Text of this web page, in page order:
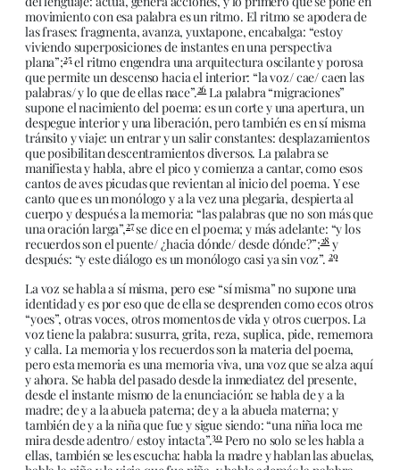
movimiento con esa palabra es un ritmo. El ritmo se apodera de
las frases: fragmenta, avanza, yuxtapone, encabalga: “estoy
viviendo superposiciones de instantes en una perspectiva
plana”;25el ritmo engendra una arquitectura oscilante y porosa
que permite un descenso hacia el interior: “la voz/ cae/ caen las
palabras/ y lo que de ellas nace”.26La palabra “migraciones”
supone el nacimiento del poema: es un corte y una apertura, un
despegue interior y una liberación, pero también es en sí misma
tránsito y viaje: un entrar y un salir constantes: desplazamientos
que posibilitan descentramientos diversos. La palabra se
manifiesta y habla, abre el pico y comienza a cantar, como esos
cantos de aves picudas que revientan al inicio del poema. Y ese
canto que es un monólogo y a la vez una plegaria, despierta al
cuerpo y después a la memoria: “las palabras que no son más que
una oración larga”,27se dice en el poema; y más adelante: “y los
recuerdos son el puente/ ¿hacia dónde/ desde dónde?”;28y
después: “y este diálogo es un monólogo casi ya sin voz”.29
La voz se habla a sí misma, pero ese “sí misma” no supone una
identidad y es por eso que de ella se desprenden como ecos otros
“yoes”, otras voces, otros momentos de vida y otros cuerpos. La
voz tiene la palabra: susurra, grita, reza, suplica, pide, rememora
y calla. La memoria y los recuerdos son la materia del poema,
pero esta memoria es una memoria viva, una voz que se alza aquí
y ahora. Se habla del pasado desde la inmediatez del presente,
desde el instante mismo de la enunciación: se habla de y a la
madre; de y a la abuela paterna; de y a la abuela materna; y
también de y a la niña que fue y sigue siendo: “una niña loca me
mira desde adentro/ estoy intacta”.30 Pero no solo se les habla a
ellas, también se les escucha: habla la madre y hablan las abuelas,